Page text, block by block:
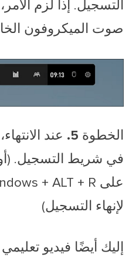
التسجيل. إذا لزم
صوت الميكروفون
الخطوة 5.
عند
في شريط التسجيل.
لإنهاء التسجيل)
إليك أيضًا فيديو